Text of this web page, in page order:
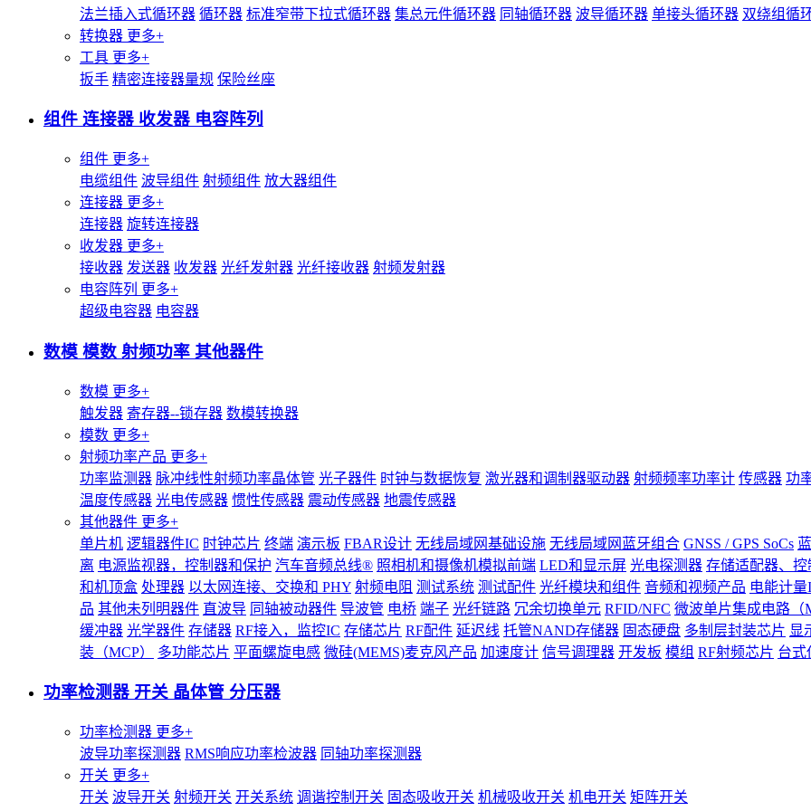
法兰插入式循环器 循环器 标准窄带下拉式循环器 集总元件循环器 同轴循环器 波导循环器 单接头循环器 双绕组循
转换器 更多+
工具 更多+
扳手 精密连接器量规 保险丝座
组件 连接器 收发器 电容阵列
组件 更多+
电缆组件 波导组件 射频组件 放大器组件
连接器 更多+
连接器 旋转连接器
收发器 更多+
接收器 发送器 收发器 光纤发射器 光纤接收器 射频发射器
电容阵列 更多+
超级电容器 电容器
数模 模数 射频功率 其他器件
数模 更多+
触发器 寄存器--锁存器 数模转换器
模数 更多+
射频功率产品 更多+
功率监测器 脉冲线性射频功率晶体管 光子器件 时钟与数据恢复 激光器和调制器驱动器 射频频率功率计 传感器 功
温度传感器 光电传感器 惯性传感器 震动传感器 地震传感器
其他器件 更多+
单片机 逻辑器件IC 时钟芯片 终端 演示板 FBAR设计 无线局域网基础设施 无线局域网蓝牙组合 GNSS / GPS SoCs
离 电源监视器，控制器和保护 汽车音频总线® 照相机和摄像机模拟前端 LED和显示屏 光电探测器 存储适配器、控
和机顶盒 处理器 以太网连接、交换和 PHY 射频电阻 测试系统 测试配件 光纤模块和组件 音频和视频产品 电能计量
品 其他未列明器件 直波导 同轴被动器件 导波管 电桥 端子 光纤链路 冗余切换单元 RFID/NFC 微波单片集成电路（
缓冲器 光学器件 存储器 RF接入，监控IC 存储芯片 RF配件 延迟线 托管NAND存储器 固态硬盘 多制层封装芯片 显
装（MCP）
多功能芯片 平面螺旋电感 微硅(MEMS)麦克风产品 加速度计 信号调理器 开发板 模组 RF射频芯片 台式
功率检测器 开关 晶体管 分压器
功率检测器 更多+
波导功率探测器 RMS响应功率检波器 同轴功率探测器
开关 更多+
开关 波导开关 射频开关 开关系统 调谐控制开关 固态吸收开关 机械吸收开关 机电开关 矩阵开关